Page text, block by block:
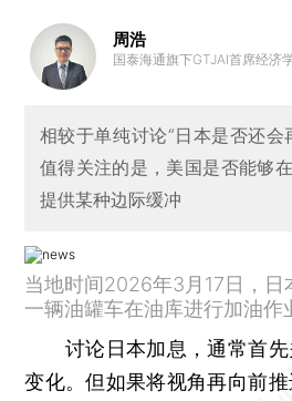
周浩
国泰海通旗下GTJAI首席经济学
相较于单纯讨论“日本是否还会
值得关注的是，美国是否能够
提供某种边际缓冲
当地时间2026年3月17日，日
一辆油罐车在油库进行加油作
讨论日本加息，通常首先
变化。但如果将视角再向前